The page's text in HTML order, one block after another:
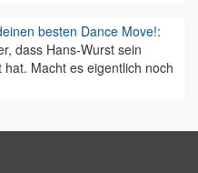
besten Dance Move!:
dass Hans-Wurst sein
Macht es eigentlich noch